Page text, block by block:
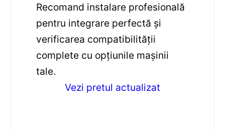
Recomand instalare profesională
pentru integrare perfectă și
verificarea compatibilității
complete cu opțiunile mașinii
tale.
Vezi pretul actualizat